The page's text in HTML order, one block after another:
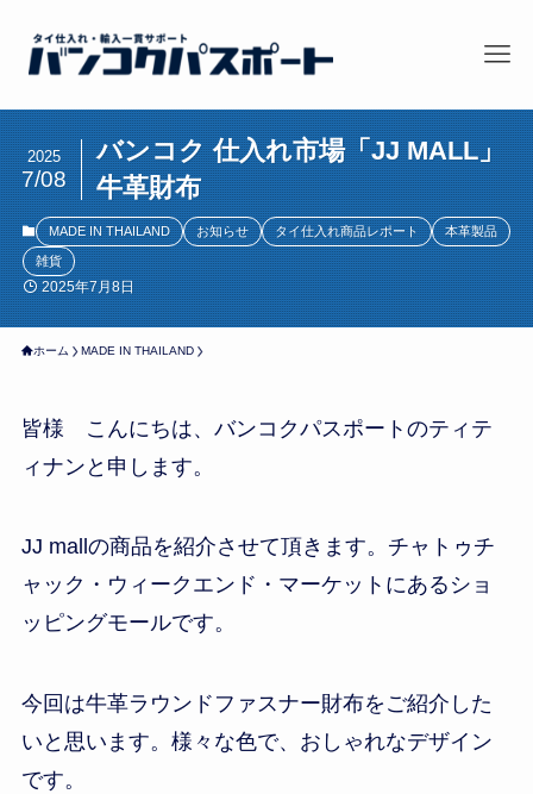
バンコク 仕入れ市場「JJ MALL」
牛革財布
2025
7/08
MADE IN THAILAND お知らせ タイ仕入れ商品レポート 本革製品
雑貨
2025年7月8日
ホーム MADE IN THAILAND
皆様 こんにちは、バンコクパスポートのティテ
ィナンと申します。
JJ mallの商品を紹介させて頂きます。チャトゥチ
ャック・ウィークエンド・マーケットにあるショ
ッピングモールです。
今回は牛革ラウンドファスナー財布をご紹介した
いと思います。様々な色で、おしゃれなデザイン
です。